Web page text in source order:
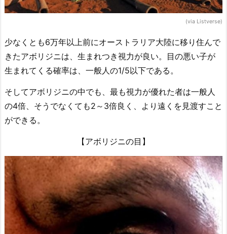
(via Listverse)
少なくとも6万年以上前にオーストラリア大陸に移り住んで
きたアボリジニは、生まれつき視力が良い。目の悪い子が
生まれてくる確率は、一般人の1/5以下である。
そしてアボリジニの中でも、最も視力が優れた者は一般人
の4倍、そうでなくても2～3倍良く、より遠くを見渡すこと
ができる。
【アボリジニの目】